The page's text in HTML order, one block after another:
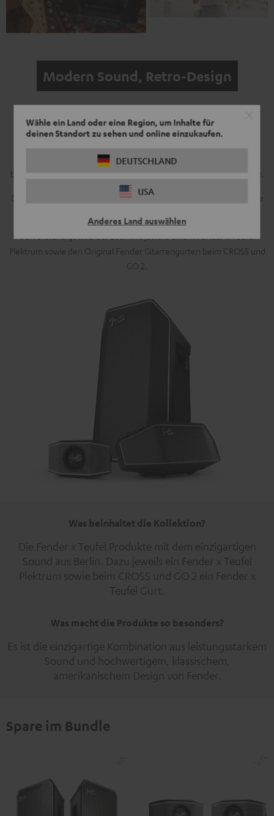
Wähle ein Land oder eine Region, um Inhalte für
deinen Standort zu sehen und online einzukaufen.
DEUTSCHLAND
USA
Anderes Land auswählen
Modern Sound, Retro-Design
Lass dich von der Seele Kaliforniens inspirieren
Kurven der Fender Stratocaster®, Telecaster® und Jazzmaster®
betont, findet sich im umlaufenden Frame der Lautsprecher wieder.
Das verchromte Logo hat mit seiner typischen Schrägstellung seine
Vervollständigt wird der Look mit jeweils einem Fender x Teufel
Plektrum sowie den Original Fender Gitarrengurten beim CROSS und
GO 2.
Was beinhaltet die Kollektion?
Die Fender x Teufel Produkte mit dem einzigartigen
Sound aus Berlin. Dazu jeweils ein Fender x Teufel
Plektrum sowie beim CROSS und GO 2 ein Fender x
Teufel Gurt.
Was macht die Produkte so besonders?
Es ist die einzigartige Kombination aus leistungsstarkem
Sound und hochwertigem, klassischem,
amerikanischem Design von Fender.
Spare im Bundle